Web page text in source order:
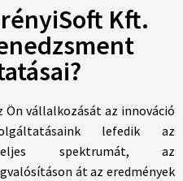
Kft.
Ön vállalkozását az innováció
lefedik az
teljes spektrumát, az
át az eredmények